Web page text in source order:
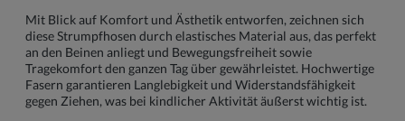
Mit Blick auf Komfort und Ästhetik entworfen, zeichnen sich
diese Strumpfhosen durch elastisches Material aus, das perfekt
an den Beinen anliegt und Bewegungsfreiheit sowie
Tragekomfort den ganzen Tag über gewährleistet. Hochwertige
Fasern garantieren Langlebigkeit und Widerstandsfähigkeit
gegen Ziehen, was bei kindlicher Aktivität äußerst wichtig ist.